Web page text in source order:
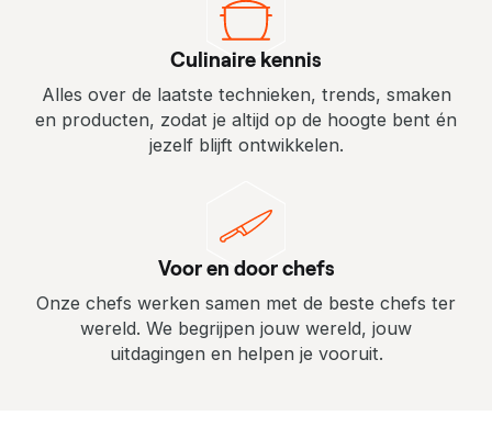
e
G
Culinaire kennis
Alles over de laatste technieken, trends, smaken
en producten, zodat je altijd op de hoogte bent én
jezelf blijft ontwikkelen.
Voor en door chefs
Onze chefs werken samen met de beste chefs ter
wereld. We begrijpen jouw wereld, jouw
uitdagingen en helpen je vooruit.